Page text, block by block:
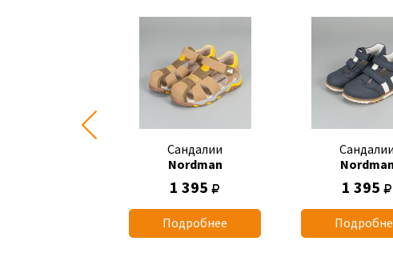
Сандалии
Nordman
1 395
Подробнее
Сандалии
Nordman
1 395